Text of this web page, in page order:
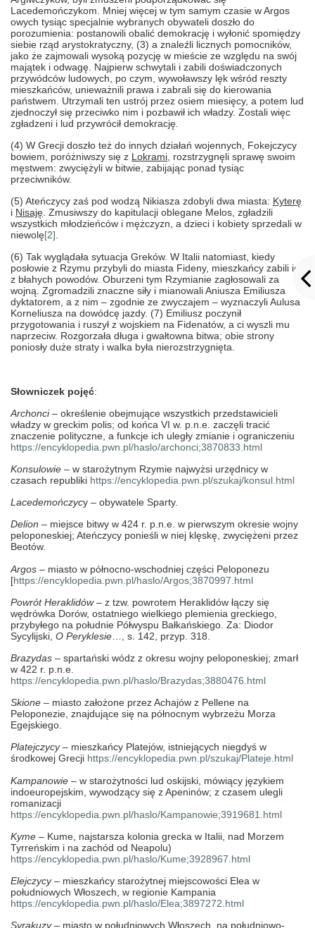
Lacedemończykom. Mniej więcej w tym samym czasie w Argos
owych tysiąc specjalnie wybranych obywateli doszło do
porozumienia: postanowili obalić demokrację i wyłonić spomiędzy
siebie rząd arystokratyczny, (3) a znaleźli licznych pomocników,
jako że zajmowali wysoką pozycję w mieście ze względu na swój
majątek i odwagę. Najpierw schwytali i zabili doświadczonych
przywódców ludowych, po czym, wywoławszy lęk wśród reszty
mieszkańców, unieważnili prawa i zabrali się do kierowania
państwem. Utrzymali ten ustrój przez osiem miesięcy, a potem lud
zjednoczył się przeciwko nim i pozbawił ich władzy. Zostali więc
zgładzeni i lud przywrócił demokrację.
(4) W Grecji doszło też do innych działań wojennych, Fokejczycy
bowiem, poróżniwszy się z Lokrami , rozstrzygnęli sprawę swoim
męstwem: zwyciężyli w bitwie, zabijając ponad tysiąc
przeciwników.
(5) Ateńczycy zaś pod wodzą Nikiasza zdobyli dwa miasta: Kyterę
i Nisaję Zmusiwszy do kapitulacji oblegane Melos, zgładzili
wszystkich młodzieńców i mężczyzn, a dzieci i kobiety sprzedali w
niewolę[2]
(6) Tak wyglądała sytuacja Greków. W Italii natomiast, kiedy
posłowie z Rzymu przybyli do miasta Fideny, mieszkańcy zabili ich
z błahych powodów. Oburzeni tym Rzymianie zagłosowali za
wojną. Zgromadzili znaczne siły i mianowali Aniusza Emiliusza
dyktatorem, a z nim – zgodnie ze zwyczajem – wyznaczyli Aulusa
Korneliusza na dowódcę jazdy. (7) Emiliusz poczynił
przygotowania i ruszył z wojskiem na Fidenatów, a ci wyszli mu
naprzeciw. Rozgorzała długa i gwałtowna bitwa; obie strony
poniosły duże straty i walka była nierozstrzygnięta.
Słowniczek pojęć:
Archonci– określenie obejmujące wszystkich przedstawicieli
władzy w greckim polis; od końca VI w. p.n.e. zaczęli tracić
znaczenie polityczne, a funkcje ich uległy zmianie i ograniczeniu
https://encyklopedia.pwn.pl/haslo/archonci;3870833.html
Konsulowie – w starożytnym Rzymie najwyżsi urzędnicy w
czasach republiki https://encyklopedia.pwn.pl/szukaj/konsul.html
Lacedemończycy – obywatele Sparty.
Delion – miejsce bitwy w 424 r. p.n.e. w pierwszym okresie wojny
peloponeskiej; Ateńczycy ponieśli w niej klęskę, zwyciężeni przez
Beotów.
Argos – miasto w północno-wschodniej części Peloponezu
[https://encyklopedia.pwn.pl/haslo/Argos;3870997.html
Powrót Heraklidów– z tzw. powrotem Heraklidów łączy się
wędrówka Dorów, ostatniego wielkiego plemienia greckiego,
przybyłego na południe Półwyspu Bałkańskiego. Za: Diodor
Sycylijski, O Peryklesie …, s. 142, przyp. 318.
Brazydas – spartański wódz z okresu wojny peloponeskiej; zmarł
w 422 r. p.n.e.
https://encyklopedia.pwn.pl/haslo/Brazydas;3880476.html
Skione – miasto założone przez Achajów z Pellene na
Peloponezie, znajdujące się na północnym wybrzeżu Morza
Egejskiego.
Platejczycy– mieszkańcy Platejów, istniejących niegdyś w
środkowej Grecji https://encyklopedia.pwn.pl/szukaj/Plateje.html
Kampanowie – w starożytności lud oskijski, mówiący językiem
indoeuropejskim, wywodzący się z Apeninów; z czasem ulegli
romanizacji
https://encyklopedia.pwn.pl/haslo/Kampanowie;3919681.html
Kyme – Kume, najstarsza kolonia grecka w Italii, nad Morzem
Tyrreńskim i na zachód od Neapolu)
https://encyklopedia.pwn.pl/haslo/Kume;3928967.html
Elejczycy– mieszkańcy starożytnej miejscowości Elea w
południowych Włoszech, w regionie Kampania
https://encyklopedia.pwn.pl/haslo/Elea;3897272.html
Syrakuzy– miasto w południowych Włoszech, na południowo-